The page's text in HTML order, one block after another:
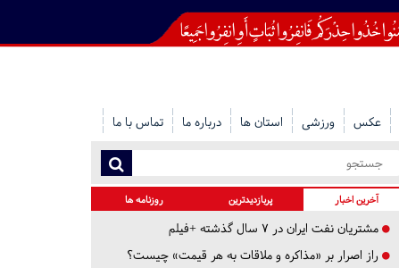
عکس ورزشی استان ها درباره ما تماس با ما
آخرین اخبار پربازدیدترین روزنامه ها
مشتریان نفت ایران در ۷ سال گذشته +فیلم
راز اصرار بر «مذاکره و ملاقات به هر قیمت» چیست؟